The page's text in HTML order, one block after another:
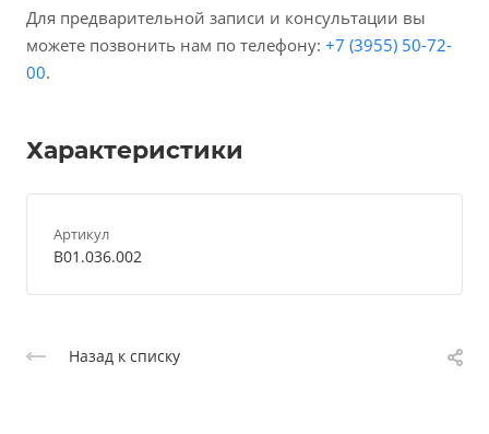
Для предварительной записи и консультации вы
можете позвонить нам по телефону: +7 (3955) 50-72-
00.
Характеристики
Артикул
B01.036.002
Назад к списку